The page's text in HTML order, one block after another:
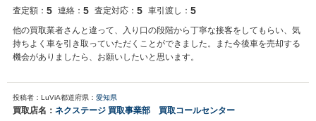
お願い申し上げます。
査定額： 5 連絡： 5 査定対応： 5 車引渡し： 5
他の買取業者さんと違って、入り口の段階から丁寧な接客をしてもらい、気
持ちよく車を引き取っていただくことができました。また今後車を売却する
機会がありましたら、お願いしたいと思います。
投稿者：LuViA都道府県： 愛知県
買取店名： ネクステージ 買取事業部 買取コールセンター